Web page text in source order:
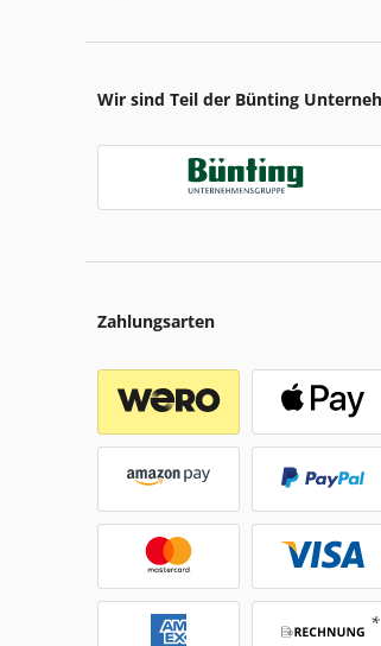
Wir sind Teil der Bünting
Zahlungsarten